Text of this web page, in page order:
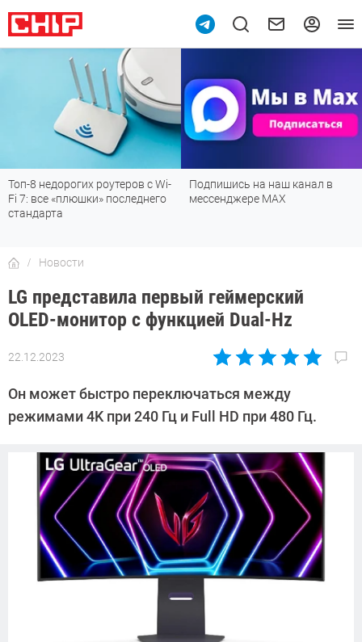
Топ-8 недорогих роутеров с Wi-
Fi 7: все «плюшки» последнего
стандарта
Подпишись на наш канал в
мессенджере МАХ
Новости
LG представила первый геймерский
OLED-монитор с функцией Dual-Hz
22.12.2023
Автор:
Довлатова
Он может быстро переключаться между
режимами 4K при 240 Гц и Full HD при 480 Гц.